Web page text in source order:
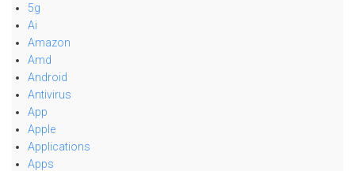
5g
Ai
Amazon
Amd
Android
Antivirus
App
Apple
Applications
Apps